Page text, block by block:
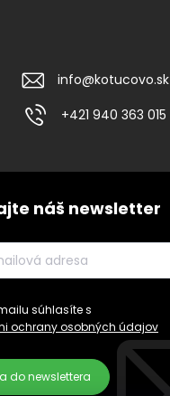
info@kotucovo.sk
+421 940 363 015
náš newsletter
súhlasíte s
ochrany osobných údajov
do newslettera